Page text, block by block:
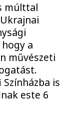
múlttal
a
művészeti
is
este 6